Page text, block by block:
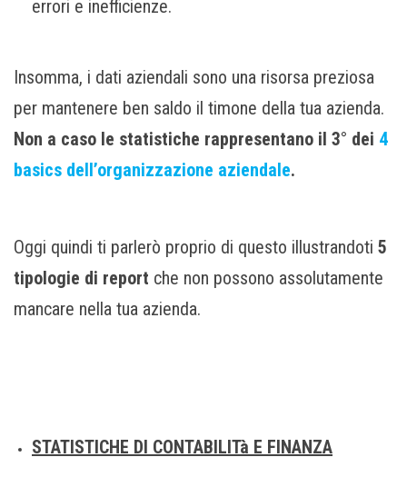
errori e inefficienze.
Insomma, i dati aziendali sono una risorsa preziosa
per mantenere ben saldo il timone della tua azienda.
Non a caso le statistiche rappresentano il 3° dei 4
basics dell’organizzazione aziendale.
Oggi quindi ti parlerò proprio di questo illustrandoti 5
tipologie di report che non possono assolutamente
mancare nella tua azienda.
STATISTICHE DI CONTABILITà E FINANZA